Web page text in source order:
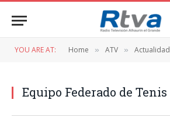
YOU ARE AT: Home » ATV » Actualidad
Equipo Federado de Tenis